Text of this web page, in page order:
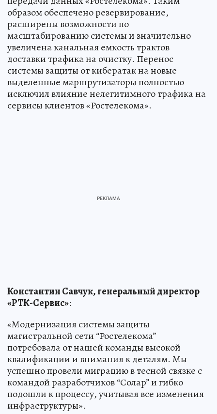
образом обеспечено резервирование,
расширены возможности по
масштабированию системы и значительно
увеличена канальная емкость трактов
доставки трафика на очистку. Перенос
системы защиты от кибератак на новые
выделенные маршрутизаторы полностью
исключил влияние нелегитимного трафика на
сервисы клиентов «Ростелекома».
Константин Савчук, генеральный директор
«РТК-Сервис»:
«Модернизация системы защиты
магистральной сети “Ростелекома”
потребовала от нашей команды высокой
квалификации и внимания к деталям. Мы
успешно провели миграцию в тесной связке с
командой разработчиков “Солар” и гибко
подошли к процессу, учитывая все изменения
инфраструктуры».